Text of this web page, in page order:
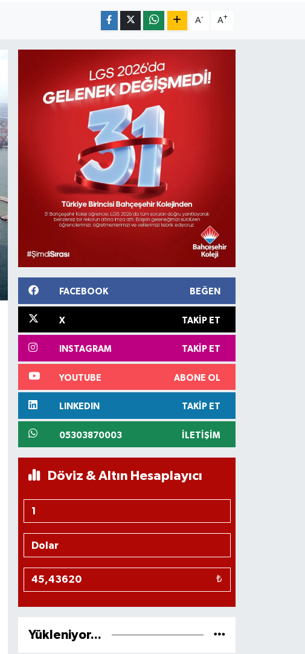
A- A+
FACEBOOK BEĞEN
X TAKIP ET
INSTAGRAM TAKIP ET
YOUTUBE ABONE OL
LINKEDIN TAKIP ET
05303870003 İLETIŞIM
Döviz & Altın Hesaplayıcı
₺
Yükleniyor...